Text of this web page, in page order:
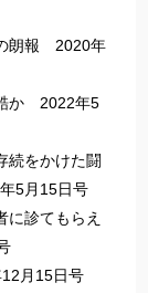
朗報 2020年
か 2022年5
続をかけた闘
5月15日号
診てもらえ
月15日号